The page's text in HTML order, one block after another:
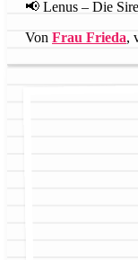
📢 Lenus – Die
Von Frau Frieda,